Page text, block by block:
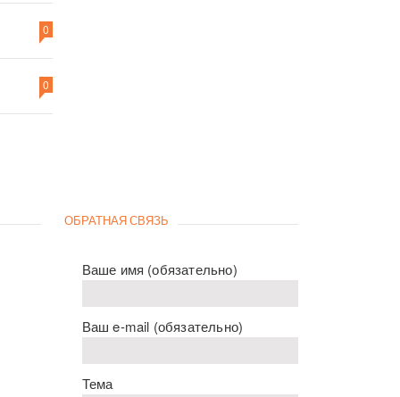
0
0
ОБРАТНАЯ СВЯЗЬ
Ваше имя (обязательно)
Ваш e-mail (обязательно)
Тема